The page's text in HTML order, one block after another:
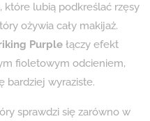
które lubią podkreślać rzęsy
ożywia cały makijaż.
Purple łączy efekt
fioletowym odcieniem,
bardziej wyraziste.
sprawdzi się zarówno w